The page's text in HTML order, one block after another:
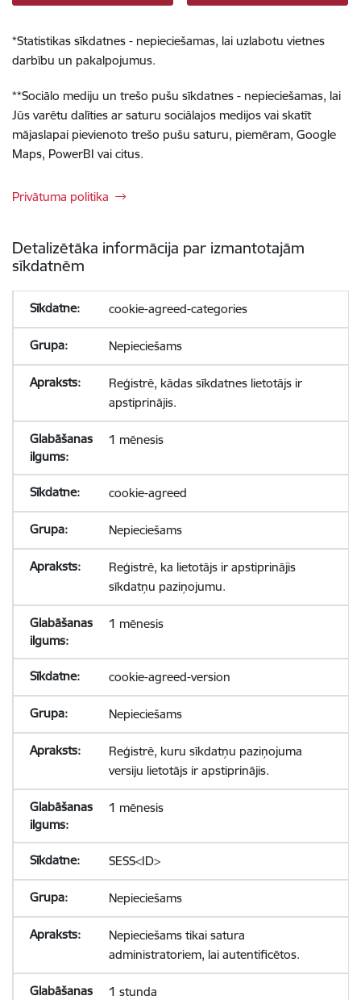
*Statistikas sīkdatnes - nepieciešamas, lai uzlabotu vietnes
darbību un pakalpojumus.
**Sociālo mediju un trešo pušu sīkdatnes - nepieciešamas, lai
Jūs varētu dalīties ar saturu sociālajos medijos vai skatīt
mājaslapai pievienoto trešo pušu saturu, piemēram, Google
Maps, PowerBI vai citus.
Privātuma politika
Detalizētāka informācija par izmantotajām
sīkdatnēm
cookie-agreed-categories
Nepieciešams
Reģistrē, kādas sīkdatnes lietotājs ir
apstiprinājis.
1 mēnesis
cookie-agreed
Nepieciešams
Reģistrē, ka lietotājs ir apstiprinājis
sīkdatņu paziņojumu.
1 mēnesis
cookie-agreed-version
Nepieciešams
Reģistrē, kuru sīkdatņu paziņojuma
versiju lietotājs ir apstiprinājis.
1 mēnesis
SESS<ID>
Nepieciešams
Nepieciešams tikai satura
administratoriem, lai autentificētos.
1 stunda